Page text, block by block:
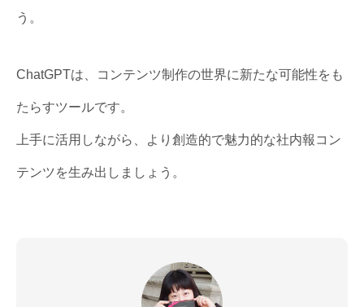
う。
ChatGPTは、コンテンツ制作の世界に新たな可能性をも
たらすツールです。
上手に活用しながら、より創造的で魅力的な社内報コン
テンツを生み出しましょう。